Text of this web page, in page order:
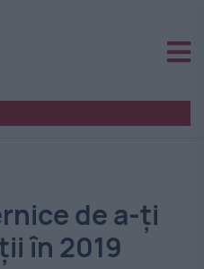
de a-ți
în 2019